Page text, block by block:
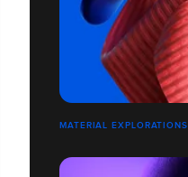
MATERIAL EXPLORATIONS